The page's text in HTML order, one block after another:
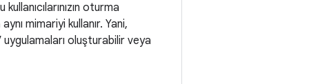
oturma
mimariyi kullanır. Yani,
oluşturabilir veya